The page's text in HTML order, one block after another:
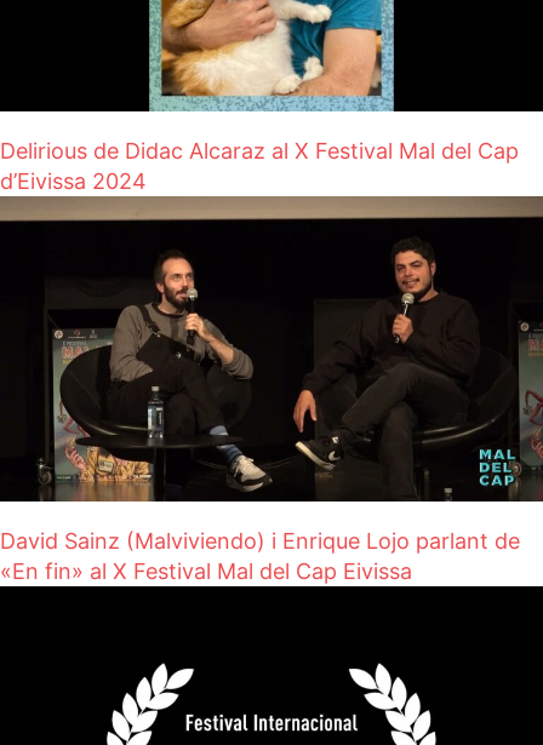
Delirious de Didac Alcaraz al X Festival Mal del Cap
d’Eivissa 2024
David Sainz (Malviviendo) i Enrique Lojo parlant de
«En fin» al X Festival Mal del Cap Eivissa